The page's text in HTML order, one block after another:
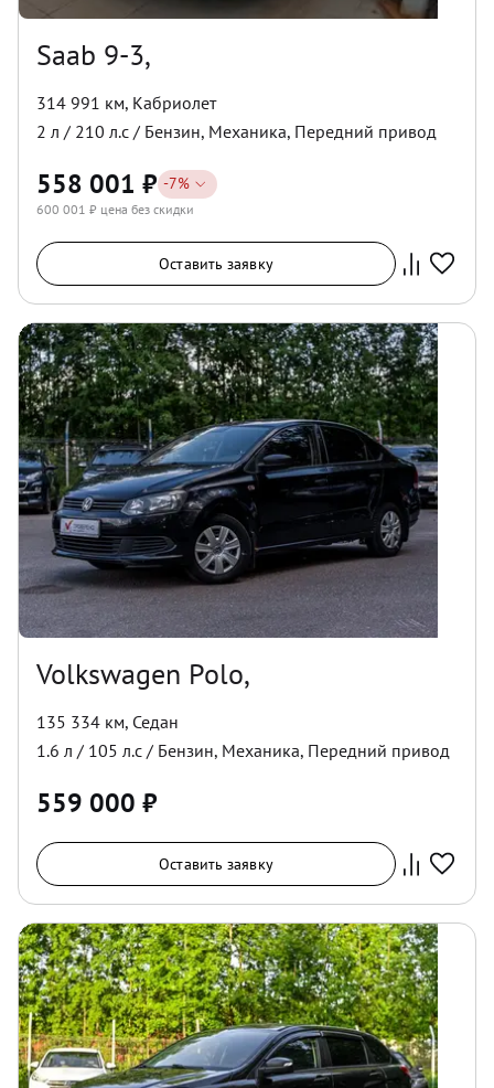
Saab 9-3,
314 991 км, Кабриолет
2 л / 210 л.с / Бензин, Механика, Передний привод
558 001 ₽ -7%
600 001 ₽ цена без скидки
Оставить заявку
Volkswagen Polo,
135 334 км, Седан
1.6 л / 105 л.с / Бензин, Механика, Передний привод
559 000 ₽
Оставить заявку